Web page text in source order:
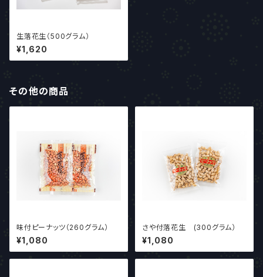
生落花生（500グラム）
¥1,620
その他の商品
味付ピーナッツ（260グラム）
¥1,080
さや付落花生 (300グラム）
¥1,080